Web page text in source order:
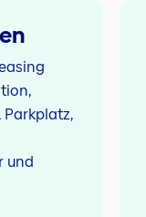
und